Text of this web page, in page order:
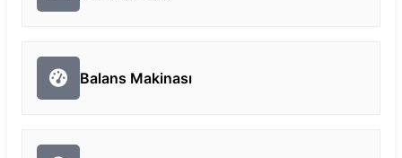
Balans Makinası